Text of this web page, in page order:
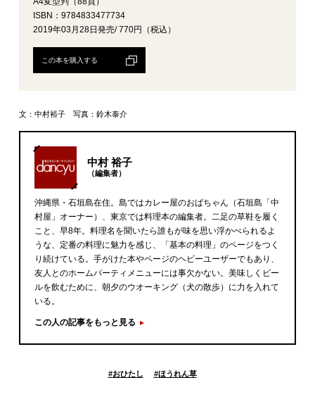
ISBN：9784833477734
2019年03月28日発売/ 770円（税込）
この本を購入する
文：中村裕子 写真：鈴木泰介
中村 裕子
（編集者）
沖縄県・石垣島在住。島ではカレー屋のおばちゃん（石垣島「中
村屋」オーナー）、東京では料理本の編集者。二足の草鞋を履く
こと、早8年。料理名を聞いたら誰もが味を思い浮かべられるよ
うな、定番の料理に魅力を感じ、「基本の料理」のページをつく
り続けている。手がけた本やページのヘビーユーザーでもあり、
友人とのホームパーティメニューには事欠かない。美味しくビー
ルを飲むために、朝夕のウオーキング（犬の散歩）に力を入れて
いる。
この人の記事をもっと見る
#おひたし #ほうれん草